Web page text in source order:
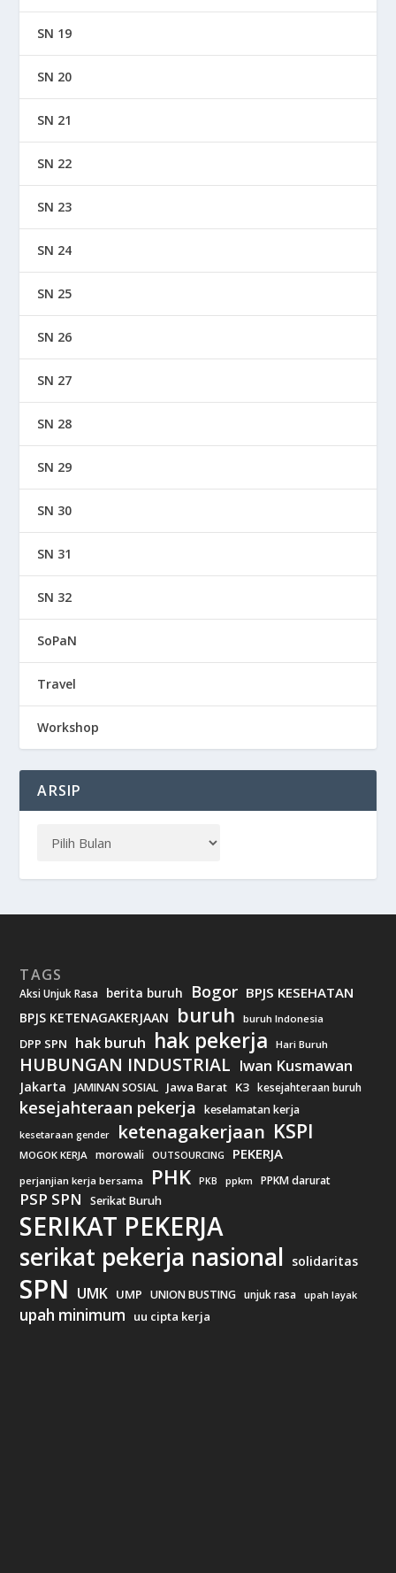
SN 19
SN 20
SN 21
SN 22
SN 23
SN 24
SN 25
SN 26
SN 27
SN 28
SN 29
SN 30
SN 31
SN 32
SoPaN
Travel
Workshop
ARSIP
TAGS
Aksi Unjuk Rasa berita buruh Bogor BPJS KESEHATAN
BPJS KETENAGAKERJAAN buruh buruh Indonesia
DPP SPN hak buruh hak pekerja Hari Buruh
HUBUNGAN INDUSTRIAL Iwan Kusmawan
Jakarta JAMINAN SOSIAL Jawa Barat K3 kesejahteraan buruh
kesejahteraan pekerja keselamatan kerja
kesetaraan gender ketenagakerjaan KSPI
MOGOK KERJA morowali OUTSOURCING PEKERJA
perjanjian kerja bersama PHK PKB ppkm PPKM darurat
PSP SPN Serikat Buruh
SERIKAT PEKERJA
serikat pekerja nasional solidaritas
SPN UMK UMP UNION BUSTING unjuk rasa upah layak
upah minimum uu cipta kerja